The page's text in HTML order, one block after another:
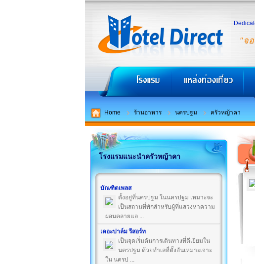
"จ
Home ร้านอาหาร นครปฐม ครัวหญ้าคา
โรงแรมแนะนำครัวหญ้าคา
บัณฑิตเพลส
ตั้งอยู่ที่นครปฐม ในนครปฐม เหมาะจะ
เป็นสถานที่พักสำหรับผู้ที่แสวงหาความ
ผ่อนคลายแล ...
เดอะปาล์ม รีสอร์ท
เป็นจุดเริ่มต้นการเดินทางที่ดีเยี่ยมใน
นครปฐม ด้วยทำเลที่ตั้งอันเหมาะเจาะ
ใน นครป ...